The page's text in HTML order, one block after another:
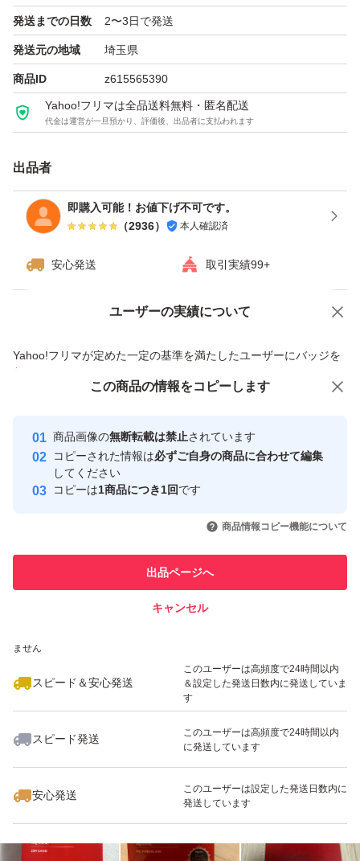
発送までの日数 2〜3日で発送
発送元の地域 埼玉県
商品ID z615565390
Yahoo!フリマは全品送料無料・匿名配送
代金は運営が一旦預かり、評価後、出品者に支払われます
出品者
即購入可能！お値下げ不可です。
（2936） 本人確認済
安心発送 取引実績99+
ユーザーの実績について
Yahoo!フリマが定めた一定の基準を満たしたユーザーにバッジを
付与しています
安心取引出品者
心・安全なユーザーです
取引実績
引を完了させた実績があります
での取引実績があります
ません
スピード＆安心発送
このユーザーは高頻度で24時間以内
＆設定した発送日数内に発送していま
す
スピード発送
このユーザーは高頻度で24時間以内
に発送しています
安心発送
このユーザーは設定した発送日数内に
発送しています
価格の相談 商品への質問
この商品の情報をコピーします
商品画像の無断転載は禁止されています
コピーされた情報は必ずご自身の商品に合わせて編集
してください
コピーは1商品につき1回です
商品情報コピー機能について
出品ページへ
キャンセル
この商品をみている人にオススメ
いいね！
1,600